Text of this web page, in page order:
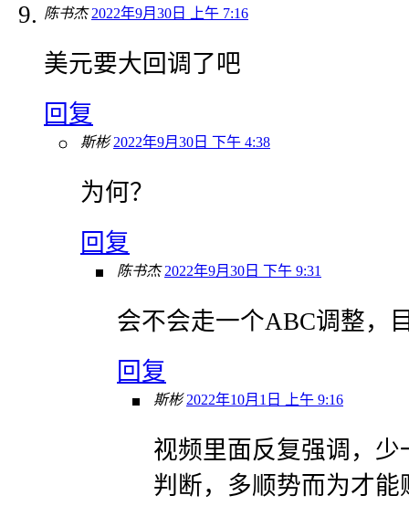
陈书杰 2022年9月30日 上午 7:16
美元要大回调了吧
回复
斯彬 2022年9月30日 下午 4:38
为何？
回复
陈书杰 2022年9月30日 下午 9:31
会不会走一个ABC调整，
回复
斯彬 2022年10月1日 上午 9:16
视频里面反复强调，
判断，多顺势而为才能